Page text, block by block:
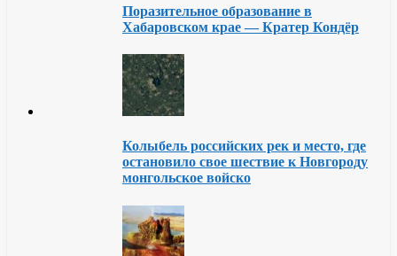
Поразительное образование в
Хабаровском крае — Кратер Кондёр
Колыбель российских рек и место, где
остановило свое шествие к Новгороду
монгольское войско